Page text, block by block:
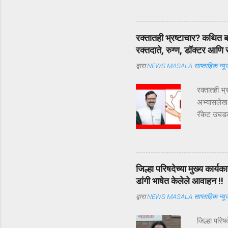
व्याख्या
मित्राची
ज्याला
व्याख्या
रक्तातही भ्रष्टाचार?
रक्तदाते, रुग्ण, डॉक्टर आणि
द्वाराNEWS MASALA साप्ताहिक
रक्तातही
अभ्यासलेख
रॅकेट
अत्यंत
पारदर्शक
विश्वास
साठवले
तुटला तर
जिल्हा परिषदेच्या मुख्य
डांगी भाषेत केलेले आवाहन !!
द्वाराNEWS MASALA साप्ताहिक
जिल्हा